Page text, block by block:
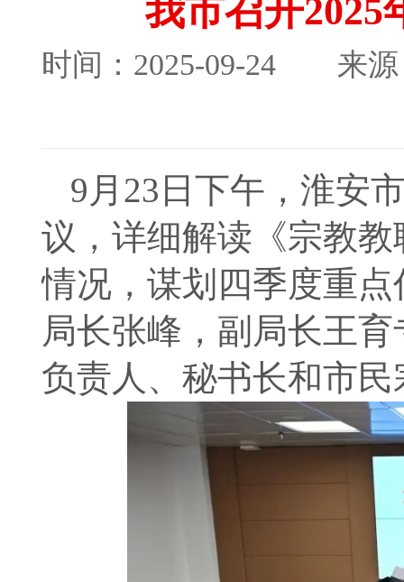
我市召开2025
时间：2025-09-24 来
9月23日下午，淮安
议，详细解读《宗教
情况，谋划四季度重
局长张峰，副局长王
负责人、秘书长和市